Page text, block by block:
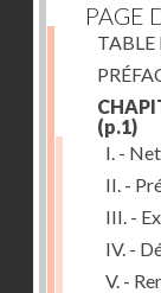
PAGE
TABLE
(p.1)
I. -
II. -
III. -
IV. -
V. -